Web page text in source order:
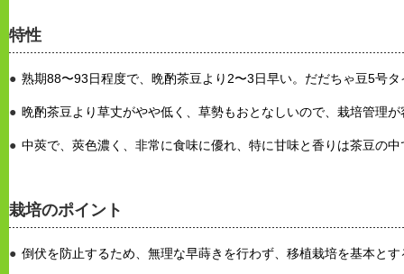
特性
熟期88〜93日程度で、晩酌茶豆より2〜3日早い。だだちゃ豆5号タ
晩酌茶豆より草丈がやや低く、草勢もおとなしいので、栽培管理
中莢で、莢色濃く、非常に食味に優れ、特に甘味と香りは茶豆の
栽培のポイント
倒伏を防止するため、無理な早蒔きを行わず、移植栽培を基本とす